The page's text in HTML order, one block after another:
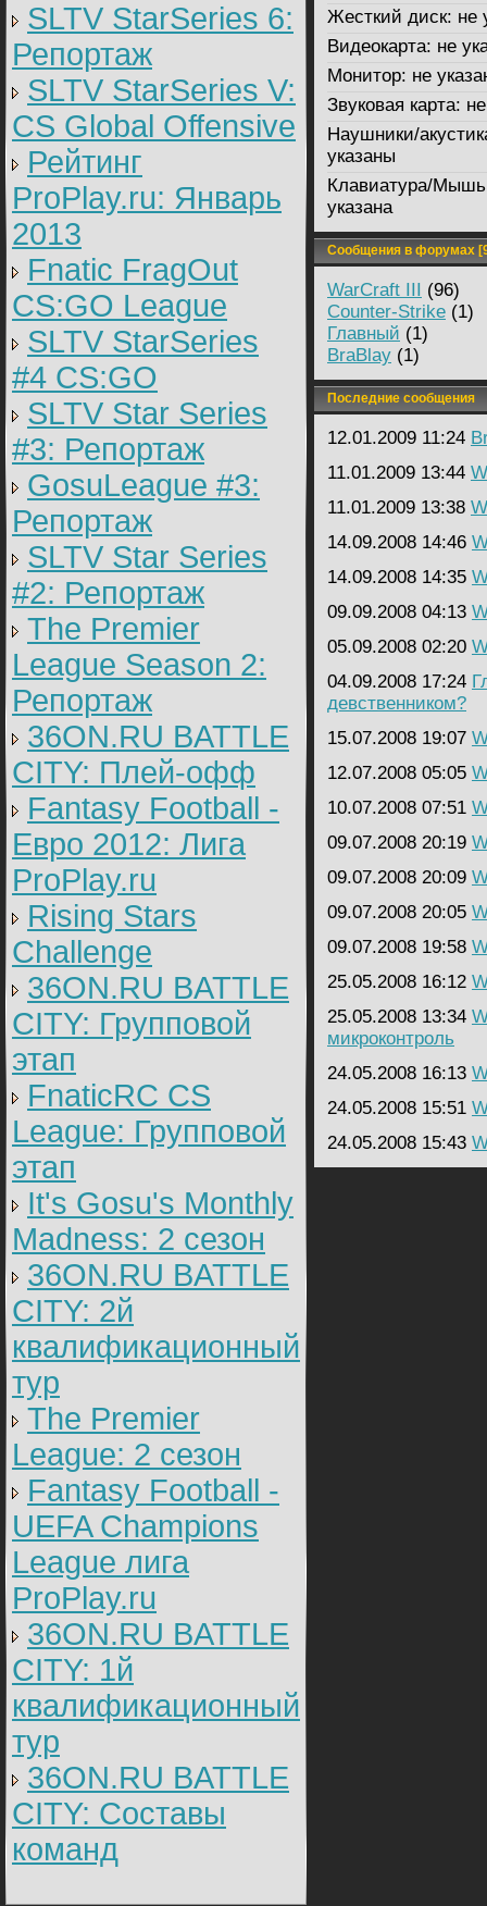
SLTV StarSeries 6:
Репортаж
SLTV StarSeries V:
CS Global Offensive
Рейтинг
ProPlay.ru: Январь
2013
Fnatic FragOut
CS:GO League
SLTV StarSeries
#4 CS:GO
SLTV Star Series
#3: Репортаж
GosuLeague #3:
Репортаж
SLTV Star Series
#2: Репортаж
The Premier
League Season 2:
Репортаж
36ON.RU BATTLE
CITY: Плей-офф
Fantasy Football -
Евро 2012: Лига
ProPlay.ru
Rising Stars
Challenge
36ON.RU BATTLE
CITY: Групповой
этап
FnaticRC CS
League: Групповой
этап
It's Gosu's Monthly
Madness: 2 сезон
36ON.RU BATTLE
CITY: 2й
квалификационный
тур
The Premier
League: 2 cезон
Fantasy Football -
UEFA Champions
League лига
ProPlay.ru
36ON.RU BATTLE
CITY: 1й
квалификационный
тур
36ON.RU BATTLE
CITY: Составы
команд
Жесткий диск: не
Видеокарта: не
Монитор: не
Звуковая карта:
Наушники/
указаны
Клавиатура/
указана
Сообщения в форумах
WarCraft III (96)
Counter-Strike (1)
Главный (1)
BraBlay (1)
Последние сообщения
12.01.2009 11:24
11.01.2009 13:44
11.01.2009 13:38
14.09.2008 14:46
14.09.2008 14:35
09.09.2008 04:13
05.09.2008 02:20
04.09.2008 17:24
девственником?
15.07.2008 19:07
12.07.2008 05:05
10.07.2008 07:51
09.07.2008 20:19
09.07.2008 20:09
09.07.2008 20:05
09.07.2008 19:58
25.05.2008 16:12
25.05.2008 13:34
микроконтроль
24.05.2008 16:13
24.05.2008 15:51
24.05.2008 15:43